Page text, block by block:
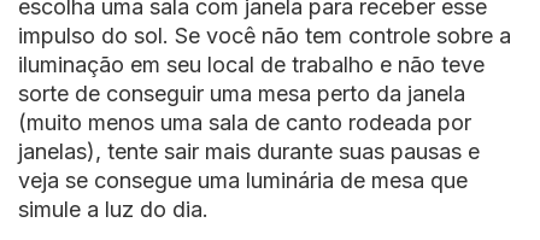
escolha uma sala com janela para receber esse
impulso do sol. Se você não tem controle sobre a
iluminação em seu local de trabalho e não teve
sorte de conseguir uma mesa perto da janela
(muito menos uma sala de canto rodeada por
janelas), tente sair mais durante suas pausas e
veja se consegue uma luminária de mesa que
simule a luz do dia.